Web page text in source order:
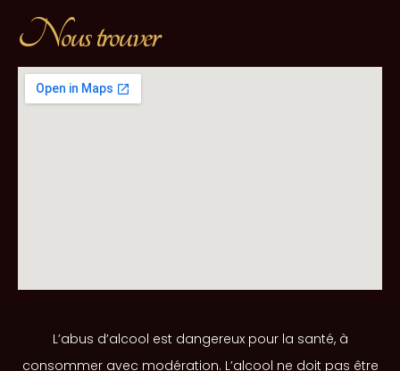
Nous trouver
L’abus d’alcool est dangereux pour la santé, à
consommer avec modération. L’alcool ne doit pas être